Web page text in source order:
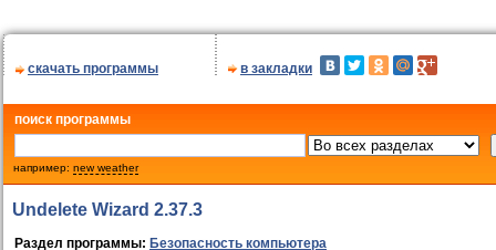
скачать программы в закладки
поиск программы
например: new weather
Undelete Wizard 2.37.3
Раздел программы: Безопасность компьютера